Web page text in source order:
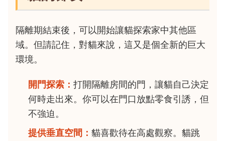
隔離期結束後，可以開始讓貓探索家中其他區
域。但請記住，對貓來說，這又是個全新的巨大
環境。
開門探索： 打開隔離房間的門，讓貓自己決定
何時走出來。你可以在門口放點零食引誘，但
不強迫。
提供垂直空間： 貓喜歡待在高處觀察。貓跳